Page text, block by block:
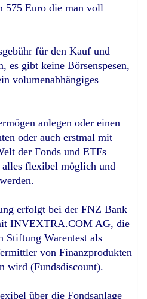
575 Euro die man voll
für den Kauf und
es gibt keine Börsenspesen,
volumenabhängiges
anlegen oder einen
oder auch erstmal mit
der Fonds und ETFs
flexibel möglich und
erfolgt bei der FNZ Bank
INVEXTRA.COM AG, die
Stiftung Warentest als
von Finanzprodukten
wird (Fundsdiscount).
über die Fondsanlage